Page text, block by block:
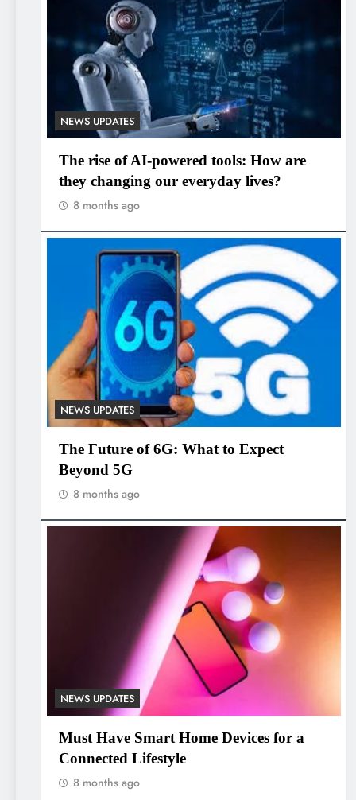
NEWS UPDATES
The rise of AI-powered tools: How are
they changing our everyday lives?
8 months ago
NEWS UPDATES
The Future of 6G: What to Expect
Beyond 5G
8 months ago
NEWS UPDATES
Must Have Smart Home Devices for a
Connected Lifestyle
8 months ago